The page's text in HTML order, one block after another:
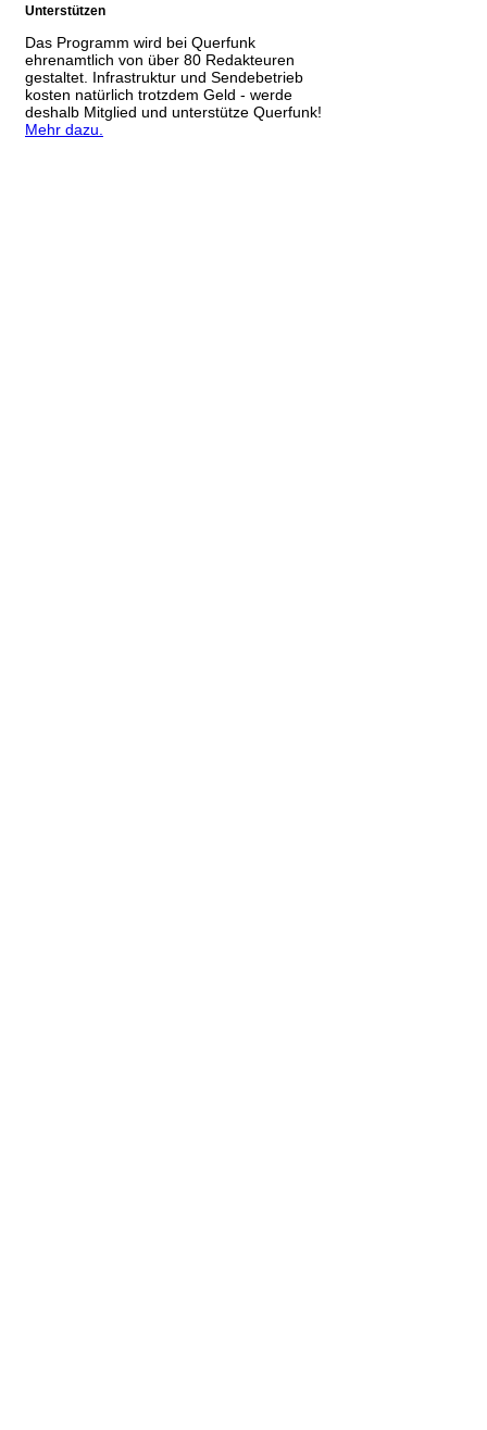
Unterstützen
Das Programm wird bei Querfunk
ehrenamtlich von über 80 Redakteuren
gestaltet. Infrastruktur und Sendebetrieb
kosten natürlich trotzdem Geld - werde
deshalb Mitglied und unterstütze Querfunk!
Mehr dazu.